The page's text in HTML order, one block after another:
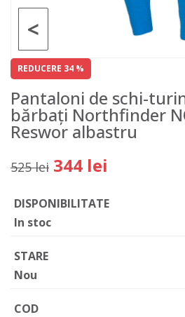
<
REDUCERE 34 %
Pantaloni de schi-
bărbați Northfinder
Reswor albastru
525 lei 344 lei
DISPONIBILITATE
In stoc
STARE
Nou
COD